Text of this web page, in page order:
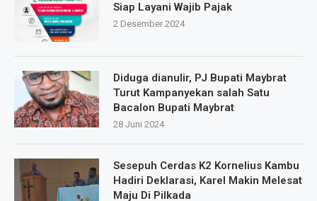
Siap Layani Wajib Pajak
2 Desember 2024
Diduga dianulir, PJ Bupati Maybrat
Turut Kampanyekan salah Satu
Bacalon Bupati Maybrat
28 Juni 2024
Sesepuh Cerdas K2 Kornelius Kambu
Hadiri Deklarasi, Karel Makin Melesat
Maju Di Pilkada